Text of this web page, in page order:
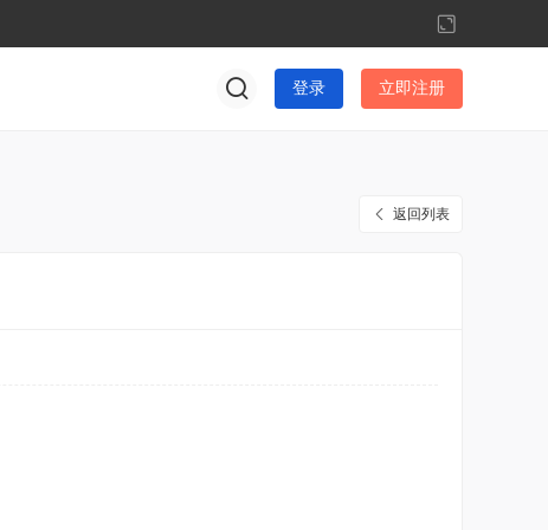
切
换
到
宽
登录 立即注册
返回列表